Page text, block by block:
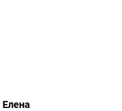
Елена